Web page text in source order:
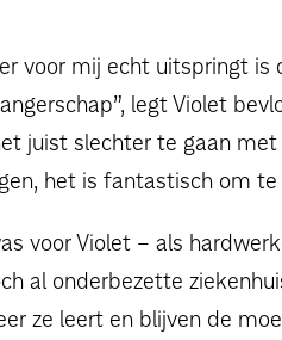
voor mij echt uitspringt is
legt Violet
juist slechter te gaan
het is fantastisch om
voor Violet – als
al onderbezette
ze leert en blijven de